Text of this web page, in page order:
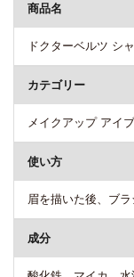
商品名
ドクターベルツ シ
カテゴリー
メイクアップ アイ
使い方
眉を描いた後、ブ
成分